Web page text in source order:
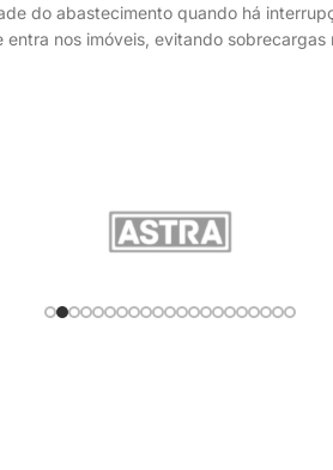
do abastecimento quando há
nos imóveis, evitando